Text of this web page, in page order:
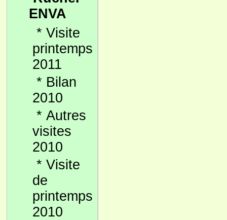
ENVA
* Visite
printemps
2011
* Bilan
2010
* Autres
visites
2010
* Visite
de
printemps
2010